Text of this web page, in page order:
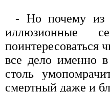
- Но почему из
иллюзионные
поинтересоваться
все дело именно
столь
смертный даже и